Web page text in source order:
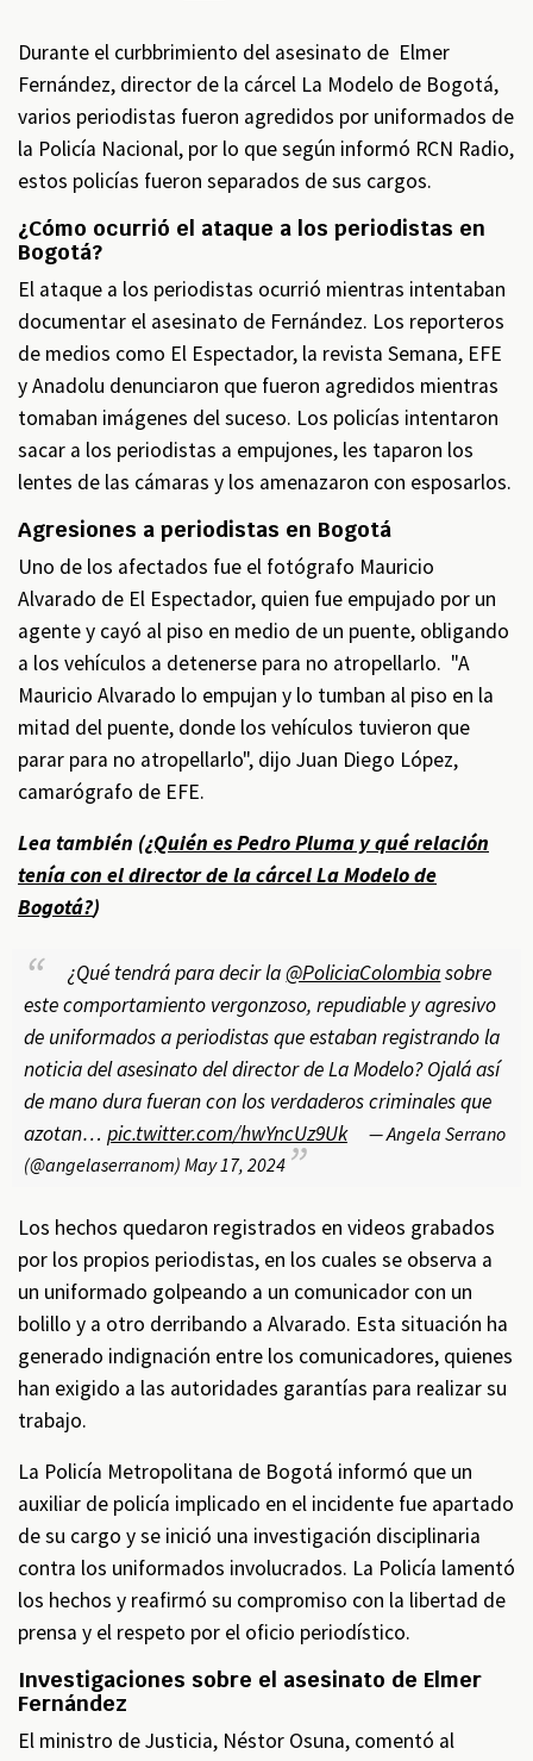
Durante el curbbrimiento del asesinato de Elmer
Fernández, director de la cárcel La Modelo de Bogotá,
varios periodistas fueron agredidos por uniformados de
la Policía Nacional, por lo que según informó RCN Radio,
estos policías fueron separados de sus cargos.
¿Cómo ocurrió el ataque a los periodistas en
Bogotá?
El ataque a los periodistas ocurrió mientras intentaban
documentar el asesinato de Fernández. Los reporteros
de medios como El Espectador, la revista Semana, EFE
y Anadolu denunciaron que fueron agredidos mientras
tomaban imágenes del suceso. Los policías intentaron
sacar a los periodistas a empujones, les taparon los
lentes de las cámaras y los amenazaron con esposarlos.
Agresiones a periodistas en Bogotá
Uno de los afectados fue el fotógrafo Mauricio
Alvarado de El Espectador, quien fue empujado por un
agente y cayó al piso en medio de un puente, obligando
a los vehículos a detenerse para no atropellarlo. "A
Mauricio Alvarado lo empujan y lo tumban al piso en la
mitad del puente, donde los vehículos tuvieron que
parar para no atropellarlo", dijo Juan Diego López,
camarógrafo de EFE.
Lea también (¿Quién es Pedro Pluma y qué relación
tenía con el director de la cárcel La Modelo de
Bogotá?)
¿Qué tendrá para decir la@PoliciaColombiasobre
este comportamiento vergonzoso, repudiable y agresivo
de uniformados a periodistas que estaban registrando la
noticia del asesinato del director de La Modelo? Ojalá así
de mano dura fueran con los verdaderos criminales que
azotan… pic.twitter.com/hwYncUz9Uk
— Angela Serrano
(@angelaserranom) May 17, 2024
Los hechos quedaron registrados en videos grabados
por los propios periodistas, en los cuales se observa a
un uniformado golpeando a un comunicador con un
bolillo y a otro derribando a Alvarado. Esta situación ha
generado indignación entre los comunicadores, quienes
han exigido a las autoridades garantías para realizar su
trabajo.
La Policía Metropolitana de Bogotá informó que un
auxiliar de policía implicado en el incidente fue apartado
de su cargo y se inició una investigación disciplinaria
contra los uniformados involucrados. La Policía lamentó
los hechos y reafirmó su compromiso con la libertad de
prensa y el respeto por el oficio periodístico.
Investigaciones sobre el asesinato de Elmer
Fernández
El ministro de Justicia, Néstor Osuna, comentó al